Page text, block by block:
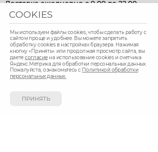
Доставка ежедневно с 9.00 до 22.00
СПОСОБ ОПЛАТЫ
Вы можете оплатить покупки наличными при
получении, либо выбрать другой способ оплаты.
COOKIES
Мы используем файлы cookies, чтобы сделать работу с
сайтом проще и удобнее. Вы можете запретить
обработку сookies в настройках браузера. Нажимая
кнопку «Принять» или продолжая просмотр сайта, вы
даетесогласиена использование cookies и счетчика
Яндекс.Метрика для обработки персональных данных.
Пожалуйста, ознакомьтесь с Политикой обработки
персональных данных.
ПРИНЯТЬ